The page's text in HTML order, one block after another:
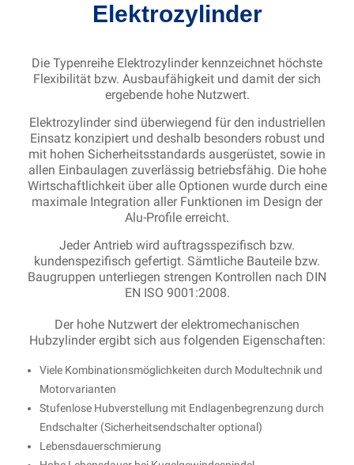
Elektrozylinder
Die Typenreihe Elektrozylinder kennzeichnet höchste
Flexibilität bzw. Ausbaufähigkeit und damit der sich
ergebende hohe Nutzwert.
Elektrozylinder sind überwiegend für den industriellen
Einsatz konzipiert und deshalb besonders robust und
mit hohen Sicherheitsstandards ausgerüstet, sowie in
allen Einbaulagen zuverlässig betriebsfähig. Die hohe
Wirtschaftlichkeit über alle Optionen wurde durch eine
maximale Integration aller Funktionen im Design der
Alu-Profile erreicht.
Jeder Antrieb wird auftragsspezifisch bzw.
kundenspezifisch gefertigt. Sämtliche Bauteile bzw.
Baugruppen unterliegen strengen Kontrollen nach DIN
EN ISO 9001:2008.
Der hohe Nutzwert der elektromechanischen
Hubzylinder ergibt sich aus folgenden Eigenschaften:
Viele Kombinationsmöglichkeiten durch Modultechnik und
Motorvarianten
Stufenlose Hubverstellung mit Endlagenbegrenzung durch
Endschalter (Sicherheitsendschalter optional)
Lebensdauerschmierung